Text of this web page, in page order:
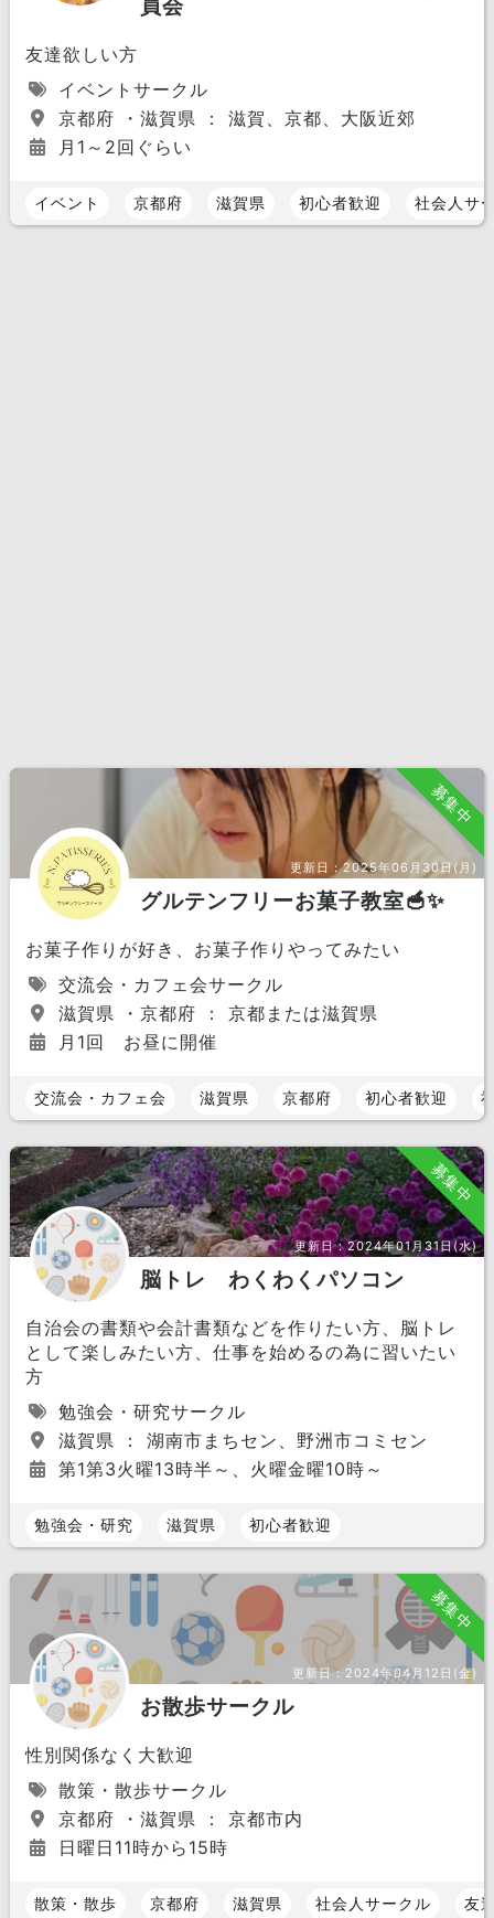
友達欲しい方
イベントサークル
京都府 ・滋賀県 ： 滋賀、京都、大阪近郊
月1～2回ぐらい
イベント 京都府 滋賀県 初心者歓迎 社会人サ
募集中
更新日：2025年06月30日(月)
グルテンフリーお菓子教室🥣✨
お菓子作りが好き、お菓子作りやってみたい
交流会・カフェ会サークル
滋賀県 ・京都府 ： 京都または滋賀県
月1回 お昼に開催
交流会・カフェ会 滋賀県 京都府 初心者歓迎
募集中
更新日：2024年01月31日(水)
脳トレ わくわくパソコン
自治会の書類や会計書類などを作りたい方、脳トレ
として楽しみたい方、仕事を始めるの為に習いたい
方
勉強会・研究サークル
滋賀県 ： 湖南市まちセン、野洲市コミセン
第1第3火曜13時半～、火曜金曜10時～
勉強会・研究 滋賀県 初心者歓迎
募集中
更新日：2024年04月12日(金)
お散歩サークル
性別関係なく大歓迎
散策・散歩サークル
京都府 ・滋賀県 ： 京都市内
日曜日11時から15時
散策・散歩 京都府 滋賀県 社会人サークル 友